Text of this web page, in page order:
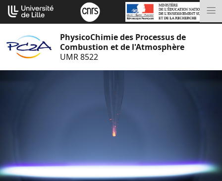
Aller
au
contenu
PhysicoChimie des Processus de
Combustion et de l'Atmosphère
UMR 8522
Cookies management panel